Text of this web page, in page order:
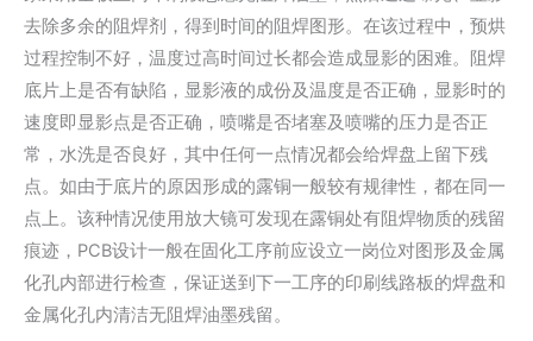
去除多余的阻焊剂，得到时间的阻焊图形。在该过程中，预烘
过程控制不好，温度过高时间过长都会造成显影的困难。阻焊
底片上是否有缺陷，显影液的成份及温度是否正确，显影时的
速度即显影点是否正确，喷嘴是否堵塞及喷嘴的压力是否正
常，水洗是否良好，其中任何一点情况都会给焊盘上留下残
点。如由于底片的原因形成的露铜一般较有规律性，都在同一
点上。该种情况使用放大镜可发现在露铜处有阻焊物质的残留
痕迹，PCB设计一般在固化工序前应设立一岗位对图形及金属
化孔内部进行检查，保证送到下一工序的印刷线路板的焊盘和
金属化孔内清洁无阻焊油墨残留。